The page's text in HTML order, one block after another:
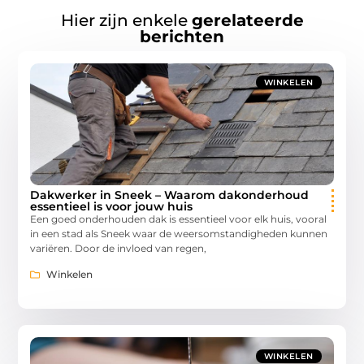
Hier zijn enkele gerelateerde
berichten
WINKELEN
Dakwerker in Sneek – Waarom dakonderhoud
essentieel is voor jouw huis
Een goed onderhouden dak is essentieel voor elk huis, vooral
in een stad als Sneek waar de weersomstandigheden kunnen
variëren. Door de invloed van regen,
Winkelen
WINKELEN